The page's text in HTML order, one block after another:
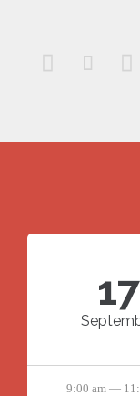
  
17
9:00 am —